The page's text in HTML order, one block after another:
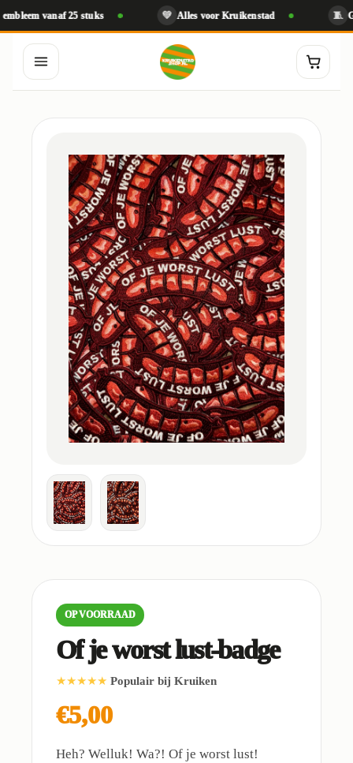
vanaf 25 stuks Alles voor Kruikenstad
OP VOORRAAD
Of je worst lust-badge
★★★★★ Populair bij Kruiken
€5,00
Heh? Welluk! Wa?! Of je worst lust!